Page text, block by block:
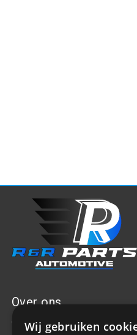
Over ons
Welkom bij R&R Parts
Wij gebruiken